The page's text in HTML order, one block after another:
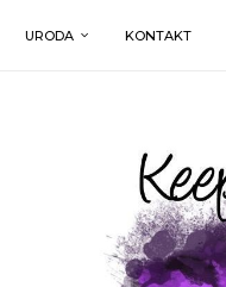
URODA KONTAKT